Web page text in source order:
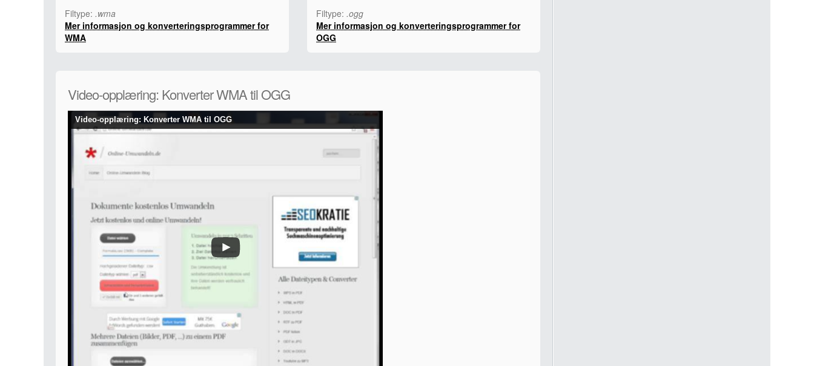
Filtype: .wma
Mer informasjon og konverteringsprogrammer for
WMA
Filtype: .ogg
Mer informasjon og konverteringsprogrammer for
OGG
Video-opplæring: Konverter WMA til OGG
Video-opplæring: Konverter WMA til OGG